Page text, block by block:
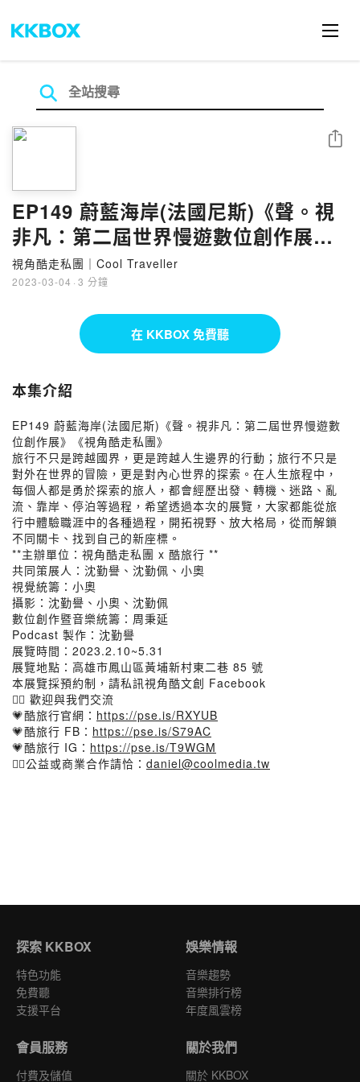
EP149 蔚藍海岸(法國尼斯)《聲。視
非凡：第二屆世界慢遊數位創作展》
《視角酷走私團》
視角酷走私團｜Cool Traveller
2023-03-04 · 3 分鐘
分享
在 KKBOX 免費聽
本集介紹
EP149 蔚藍海岸(法國尼斯)《聲。視非凡：第二屆世界慢遊數
位創作展》《視角酷走私團》
旅行不只是跨越國界，更是跨越人生邊界的行動；旅行不只是
對外在世界的冒險，更是對內心世界的探索。在人生旅程中，
每個人都是勇於探索的旅人，都會經歷出發、轉機、迷路、亂
流、靠岸、停泊等過程，希望透過本次的展覽，大家都能從旅
行中體驗職涯中的各種過程，開拓視野、放大格局，從而解鎖
不同關卡、找到自己的新座標。
**主辦單位：視角酷走私團 x 酷旅行 **
共同策展人：沈勤譽、沈勤佩、小奧
視覺統籌：小奧
攝影：沈勤譽、小奧、沈勤佩
數位創作暨音樂統籌：周秉延
Podcast 製作：沈勤譽
展覽時間：2023.2.10~5.31
展覽地點：高雄市鳳山區黃埔新村東二巷 85 號
本展覽採預約制，請私訊視角酷文創 Facebook
👉🏻 歡迎與我們交流
💗酷旅行官網： https://pse.is/RXYUB
💗酷旅行 FB： https://pse.is/S79AC
💗酷旅行 IG： https://pse.is/T9WGM
👉🏻公益或商業合作請恰： daniel@coolmedia.tw
探索 KKBOX
特色功能
免費聽
支援平台
娛樂情報
音樂趨勢
音樂排行榜
年度風雲榜
會員服務
付費及儲值
關於我們
關於 KKBOX